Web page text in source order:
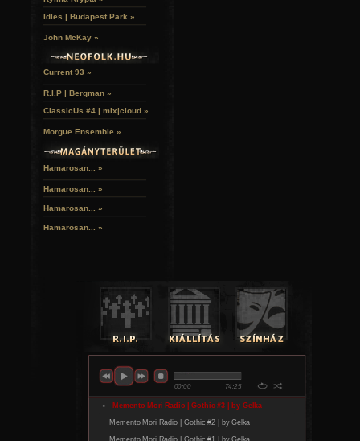
Idles | Budapest Park »
John McKay »
Current 93 »
R.I.P | Bergman »
ClassicUs #4 | mix|cloud »
Morgue Ensemble »
Hamarosan... »
Hamarosan... »
Hamarosan... »
Hamarosan... »